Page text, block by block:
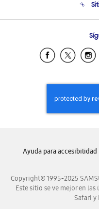
Copyright© 1995-2025
Este sitio se ve mejor en
Safari
Ayuda para accesibilidad